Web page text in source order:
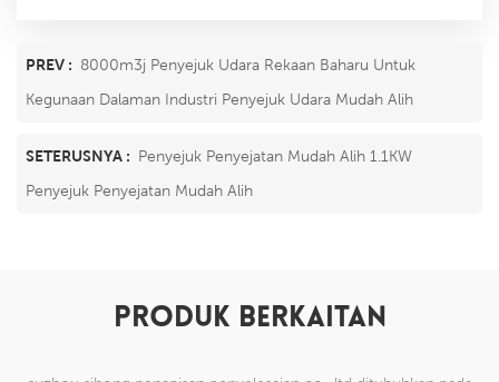
PREV : 8000m3j Penyejuk Udara Rekaan Baharu Untuk
Kegunaan Dalaman Industri Penyejuk Udara Mudah Alih
SETERUSNYA : Penyejuk Penyejatan Mudah Alih 1.1KW
Penyejuk Penyejatan Mudah Alih
PRODUK BERKAITAN